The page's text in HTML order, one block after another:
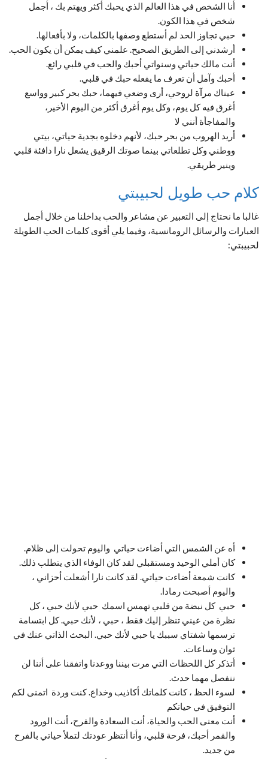
أنا الشخص في هذا العالم الذي يحبك أكثر ويهتم بك ، أجمل
شخص في هذا الكون.
حبي تجاوز الحد لم أستطع وصفها بالكلمات، ولا بأفعالها.
أرشدني إلى الطريق الصحيح. علمني كيف يمكن أن يكون الحب.
أنت مالك حياتي وسنواتي أحبك والحب في قلبي رائع.
أحبك وآمل أن تعرف ما يفعله حبك في قلبي.
عيناك مرآة لروحي، أرى وضعي فيهما، حبك بحر كبير وواسع
أغرق فيه كل يوم، وكل يوم أغرق أكثر من اليوم الأخير،
والمفاجأة أنني لا
أريد الهروب من بحر حبك، لأنهم دخلوه بجدية حياتي، بيتي
ووطني وكل تطلعاتي بينما صوتك الرقيق يشعل نارا دافئة قلبي
وينير طريقي.
كلام حب طويل لحبيبتي
غالبا ما نحتاج إلى التعبير عن مشاعر والحب بداخلنا من خلال أجمل
العبارات والرسائل الرومانسية، وفيما يلي أقوى كلمات الحب الطويلة
لحبيبتي:
أه عن الشمس التي أضاءت حياتي واليوم تحولت إلى ظلام.
كان أملي الوحيد ومستقبلي لقد كان الوفاء الذي يتطلب ذلك.
كانت شمعة أضاءت حياتي. لقد كانت نارا أشعلت أحزاني ،
واليوم أصبحت رمادا.
حبي كل نبضة من قلبي تهمس اسمك حبي لأنك حبي ، كل
نظرة من عيني تنظر إليك فقط ، حبي ، لأنك حبي. كل ابتسامة
ترسمها شفتاي سببك يا حبي لأنك حبي. البحث الذاتي عنك في
ثوان وساعات.
أتذكر كل اللحظات التي مرت بيننا ووعدنا واتفقنا على أننا لن
ننفصل مهما حدث.
لسوء الحظ ، كانت كلماتك أكاذيب وخداع. كنت وردة اتمنى لكم
التوفيق في حياتكم
أنت معنى الحب والحياة، أنت السعادة والفرح، أنت الورود
والقمر أحبك، فرحة قلبي، وأنا أنتظر عودتك لتملأ حياتي بالفرح
من جديد.